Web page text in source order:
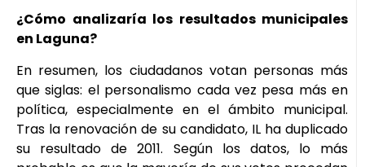
¿Cómo analizaría los resultados municipales
en Laguna?
En resumen, los ciudadanos votan personas más
que siglas: el personalismo cada vez pesa más en
política, especialmente en el ámbito municipal.
Tras la renovación de su candidato, IL ha duplicado
su resultado de 2011. Según los datos, lo más